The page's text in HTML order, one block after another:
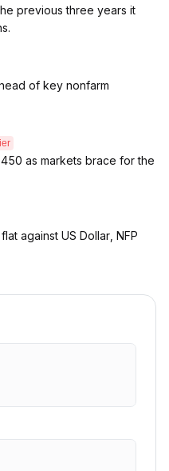
previous three years it
of key nonfarm
as markets brace for the
against US Dollar, NFP